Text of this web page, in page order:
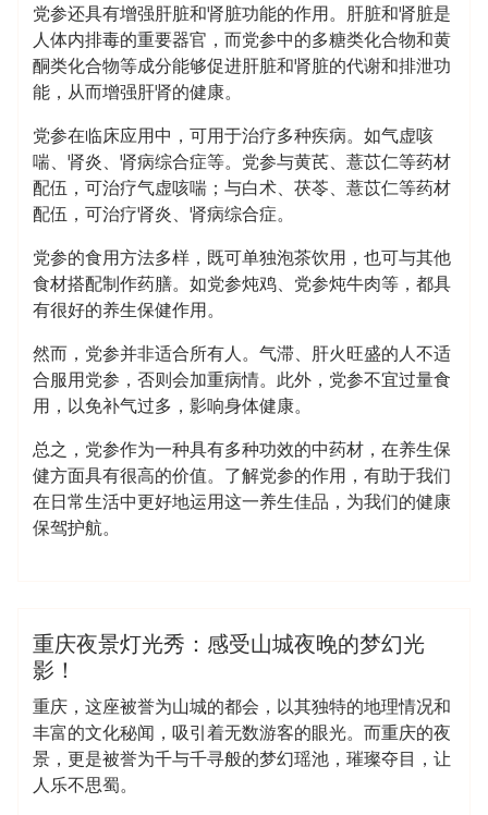
党参还具有增强肝脏和肾脏功能的作用。肝脏和肾脏是
人体内排毒的重要器官，而党参中的多糖类化合物和黄
酮类化合物等成分能够促进肝脏和肾脏的代谢和排泄功
能，从而增强肝肾的健康。
党参在临床应用中，可用于治疗多种疾病。如气虚咳
喘、肾炎、肾病综合症等。党参与黄芪、薏苡仁等药材
配伍，可治疗气虚咳喘；与白术、茯苓、薏苡仁等药材
配伍，可治疗肾炎、肾病综合症。
党参的食用方法多样，既可单独泡茶饮用，也可与其他
食材搭配制作药膳。如党参炖鸡、党参炖牛肉等，都具
有很好的养生保健作用。
然而，党参并非适合所有人。气滞、肝火旺盛的人不适
合服用党参，否则会加重病情。此外，党参不宜过量食
用，以免补气过多，影响身体健康。
总之，党参作为一种具有多种功效的中药材，在养生保
健方面具有很高的价值。了解党参的作用，有助于我们
在日常生活中更好地运用这一养生佳品，为我们的健康
保驾护航。
龙凤夜网
重庆夜景灯光秀：感受山城夜晚的梦幻光
影！
重庆，这座被誉为山城的都会，以其独特的地理情况和
丰富的文化秘闻，吸引着无数游客的眼光。而重庆的夜
景，更是被誉为千与千寻般的梦幻瑶池，璀璨夺目，让
人乐不思蜀。